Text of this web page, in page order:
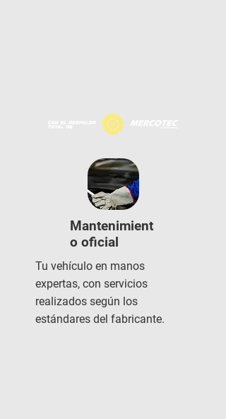
Mantenimient
o oficial
Tu vehículo en manos
expertas, con servicios
realizados según los
estándares del fabricante.